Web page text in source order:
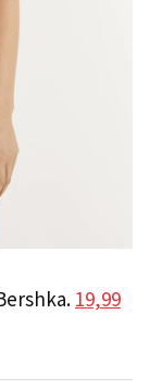
19,99